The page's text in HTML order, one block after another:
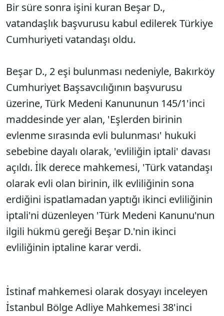
Bir süre sonra işini kuran Beşar D.,
vatandaşlık başvurusu kabul edilerek Türkiye
Cumhuriyeti vatandaşı oldu.
Beşar D., 2 eşi bulunması nedeniyle, Bakırköy
Cumhuriyet Başsavcılığının başvurusu
üzerine, Türk Medeni Kanununun 145/1'inci
maddesinde yer alan, 'Eşlerden birinin
evlenme sırasında evli bulunması' hukuki
sebebine dayalı olarak, 'evliliğin iptali' davası
açıldı. İlk derece mahkemesi, 'Türk vatandaşı
olarak evli olan birinin, ilk evliliğinin sona
erdiğini ispatlamadan yaptığı ikinci evliliğinin
iptali'ni düzenleyen 'Türk Medeni Kanunu'nun
ilgili hükmü gereği Beşar D.'nin ikinci
evliliğinin iptaline karar verdi.
İstinaf mahkemesi olarak dosyayı inceleyen
İstanbul Bölge Adliye Mahkemesi 38'inci